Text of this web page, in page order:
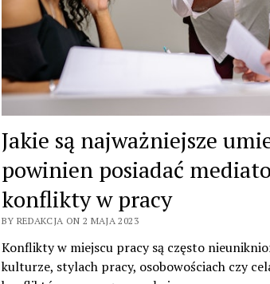
Jakie są najważniejsze
powinien posiadać
konflikty w pracy
BY REDAKCJA ON 2 MAJA 2023
Konflikty w miejscu pracy są często
kulturze, stylach pracy, osobowościach czy